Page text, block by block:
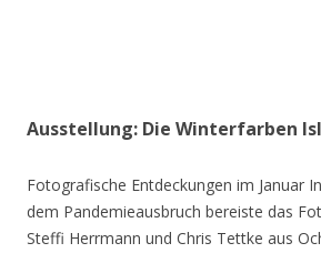
Ausstellung: Die Winterfarben
Fotografische Entdeckungen im Januar
dem Pandemieausbruch bereiste das
Steffi Herrmann und Chris Tettke aus